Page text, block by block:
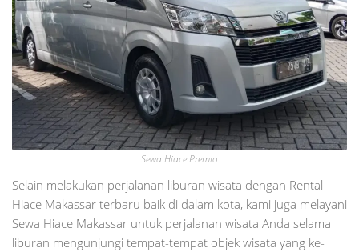
Sewa Hiace Premio
Selain melakukan perjalanan liburan wisata dengan Rental
Hiace Makassar terbaru baik di dalam kota, kami juga melayani
Sewa Hiace Makassar untuk perjalanan wisata Anda selama
liburan mengunjungi tempat-tempat objek wisata yang ke-